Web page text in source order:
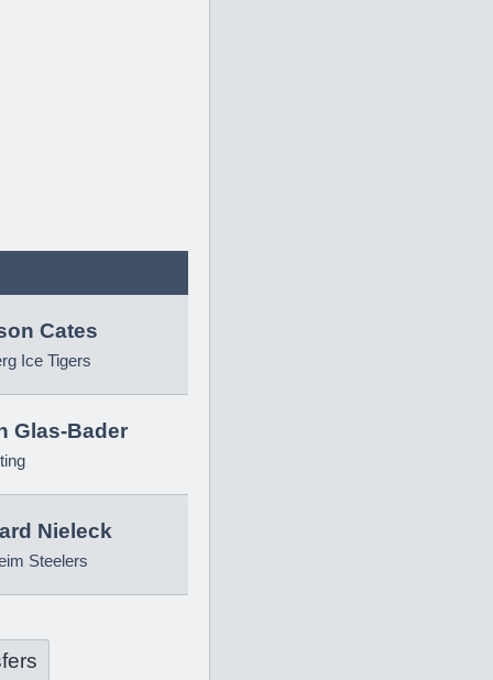
Cates
Ice Tigers
Glas-Bader
Nieleck
Steelers